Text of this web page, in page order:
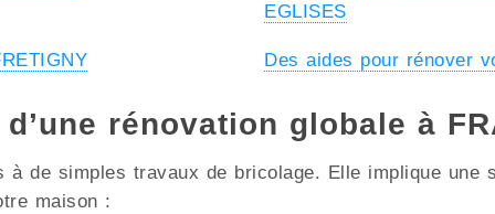
EGLISES
Des aides pour rénover
rénovation globale à
de simples travaux de bricolage. Elle implique une
maison :